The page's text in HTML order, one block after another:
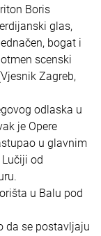
Boris
glas,
bogat i
scenski
Zagreb,
odlaska u
je Opere
u glavnim
od
u Balu pod
da se postavljaju